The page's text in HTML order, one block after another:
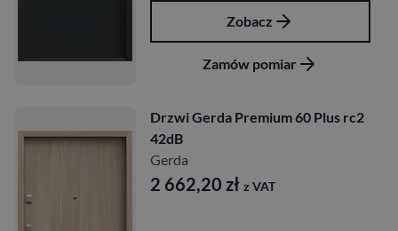
Zobacz
Zamów pomiar
Drzwi Gerda Premium 60 Plus rc2
42dB
Gerda
2 662,20 zł z VAT